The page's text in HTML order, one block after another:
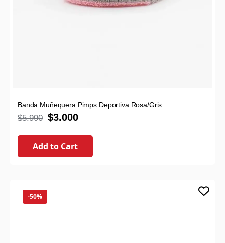
Banda Muñequera Pimps Deportiva Rosa/Gris
$5.990 $3.000
Add to Cart
-50%